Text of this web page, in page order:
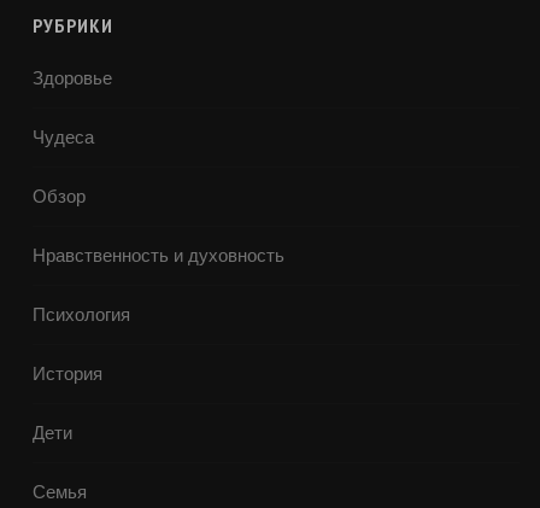
РУБРИКИ
Здоровье
Чудеса
Обзор
Нравственность и духовность
Психология
История
Дети
Семья